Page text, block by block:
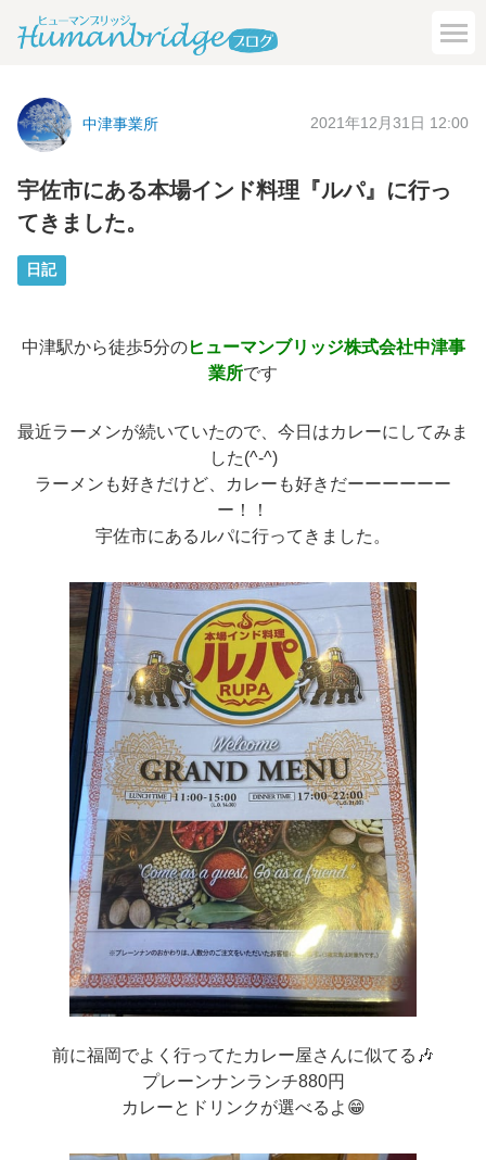
中津事業所 2021年12月31日 12:00
宇佐市にある本場インド料理『ルパ』に行っ
てきました。
日記
中津駅から徒歩5分のヒューマンブリッジ株式会社中津事
業所です
最近ラーメンが続いていたので、今日はカレーにしてみま
した(^-^)
ラーメンも好きだけど、カレーも好きだーーーーーー
ー！！
宇佐市にあるルパに行ってきました。
前に福岡でよく行ってたカレー屋さんに似てる🎶
プレーンナンランチ880円
カレーとドリンクが選べるよ😁